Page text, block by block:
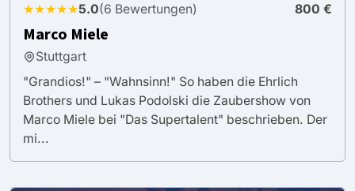
★★★★★5.0(6 Bewertungen) 800 €
Marco Miele
Stuttgart
"Grandios!" – "Wahnsinn!" So haben die Ehrlich
Brothers und Lukas Podolski die Zaubershow von
Marco Miele bei "Das Supertalent" beschrieben. Der
mi...